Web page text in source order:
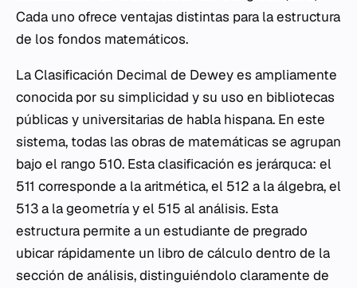
Cada uno ofrece ventajas distintas para la estructura
de los fondos matemáticos.
La Clasificación Decimal de Dewey es ampliamente
conocida por su simplicidad y su uso en bibliotecas
públicas y universitarias de habla hispana. En este
sistema, todas las obras de matemáticas se agrupan
bajo el rango 510. Esta clasificación es jerárquca: el
511 corresponde a la aritmética, el 512 a la álgebra, el
513 a la geometría y el 515 al análisis. Esta
estructura permite a un estudiante de pregrado
ubicar rápidamente un libro de cálculo dentro de la
sección de análisis, distinguiéndolo claramente de